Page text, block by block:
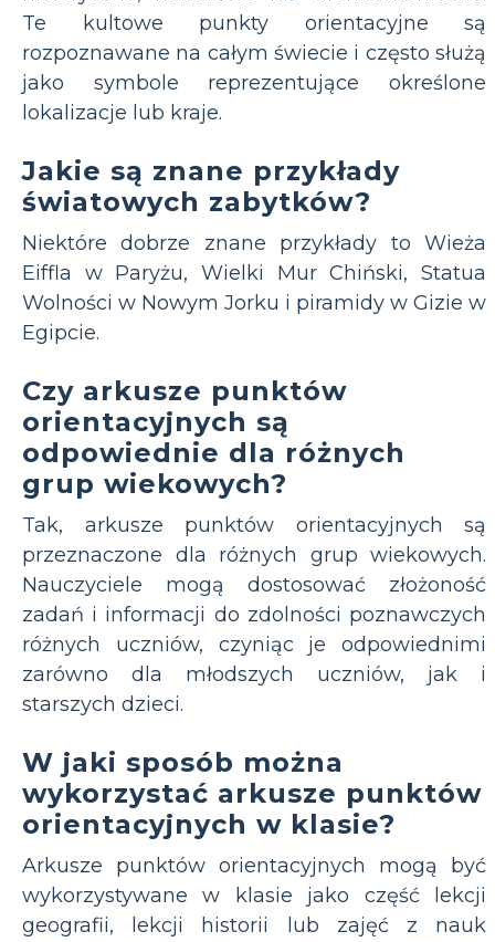
Te kultowe punkty orientacyjne są
rozpoznawane na całym świecie i często służą
jako symbole reprezentujące określone
lokalizacje lub kraje.
Jakie są znane przykłady
światowych zabytków?
Niektóre dobrze znane przykłady to Wieża
Eiffla w Paryżu, Wielki Mur Chiński, Statua
Wolności w Nowym Jorku i piramidy w Gizie w
Egipcie.
Czy arkusze punktów
orientacyjnych są
odpowiednie dla różnych
grup wiekowych?
Tak, arkusze punktów orientacyjnych są
przeznaczone dla różnych grup wiekowych.
Nauczyciele mogą dostosować złożoność
zadań i informacji do zdolności poznawczych
różnych uczniów, czyniąc je odpowiednimi
zarówno dla młodszych uczniów, jak i
starszych dzieci.
W jaki sposób można
wykorzystać arkusze punktów
orientacyjnych w klasie?
Arkusze punktów orientacyjnych mogą być
wykorzystywane w klasie jako część lekcji
geografii, lekcji historii lub zajęć z nauk